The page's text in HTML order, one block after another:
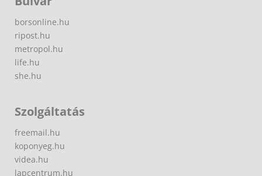
borsonline.hu
ripost.hu
metropol.hu
life.hu
she.hu
Szolgáltatás
freemail.hu
koponyeg.hu
videa.hu
lapcentrum.hu